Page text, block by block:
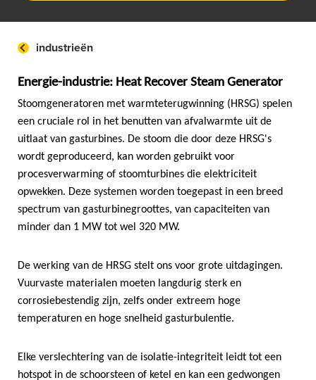
industrieën
Energie-industrie: Heat Recover Steam Generator
Stoomgeneratoren met warmteterugwinning (HRSG) spelen
een cruciale rol in het benutten van afvalwarmte uit de
uitlaat van gasturbines. De stoom die door deze HRSG's
wordt geproduceerd, kan worden gebruikt voor
procesverwarming of stoomturbines die elektriciteit
opwekken. Deze systemen worden toegepast in een breed
spectrum van gasturbinegroottes, van capaciteiten van
minder dan 1 MW tot wel 320 MW.
De werking van de HRSG stelt ons voor grote uitdagingen.
Vuurvaste materialen moeten langdurig sterk en
corrosiebestendig zijn, zelfs onder extreem hoge
temperaturen en hoge snelheid gasturbulentie.
Elke verslechtering van de isolatie-integriteit leidt tot een
hotspot in de schoorsteen of ketel en kan een gedwongen